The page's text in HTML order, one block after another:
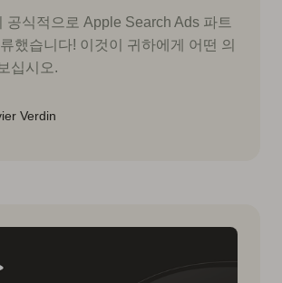
공식적으로 Apple Search Ads 파트
했습니다! 이것이 귀하에게 어떤 의
십시오.
Verdin